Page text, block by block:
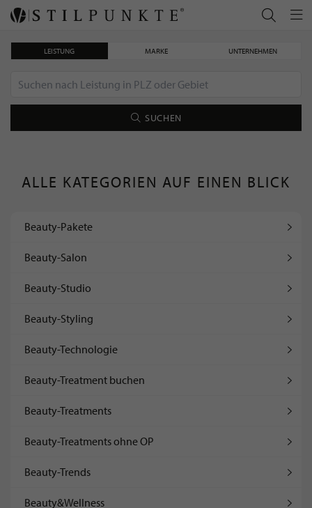
LEISTUNG MARKE UNTERNEHMEN
SUCHEN
ALLE KATEGORIEN AUF EINEN BLICK
Beauty-Pakete
Beauty-Salon
Beauty-Studio
Beauty-Styling
Beauty-Technologie
Beauty-Treatment buchen
Beauty-Treatments
Beauty-Treatments ohne OP
Beauty-Trends
Beauty&Wellness